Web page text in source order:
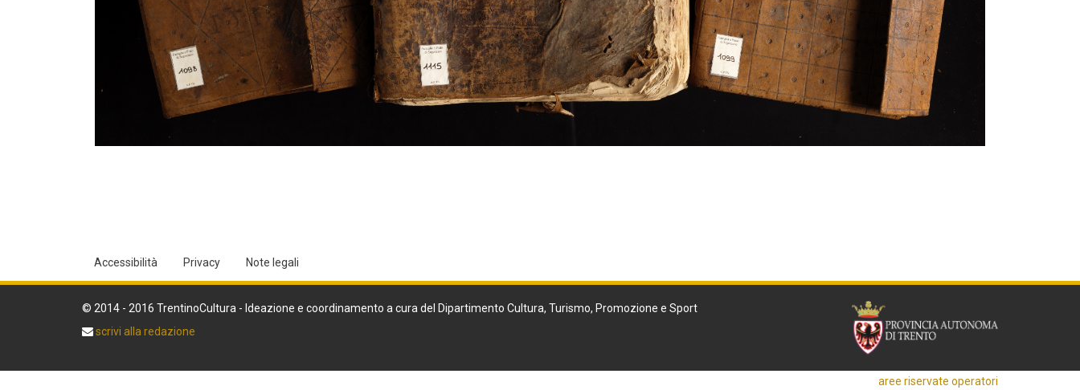
Accessibilità Privacy Note legali
© 2014 - 2016 TrentinoCultura - Ideazione e coordinamento a cura del Dipartimento Cultura, Turismo, Promozione e Sport
scrivi alla redazione
aree riservate operatori